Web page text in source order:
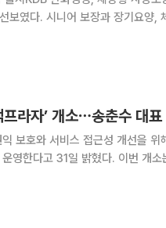
보였다. 시니어 보장과 장기요양,
더풀’과 연계한 상품이다. 암·
보호와 서비스 접근성 개선을 위
. 이번 개소는 디지털 금융기기 이용이 익
험은 금융감독원의 소비자 보호